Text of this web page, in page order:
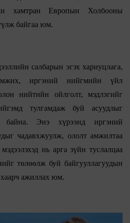
хамтран Европын Холбооны
байгаа юм.
салбарын эгэх хариуцлага,
иргэний нийгмийн үйл
нийтийн ойлголт, мэдлэгийг
тулгамдаж буй асуудлыг
байна. Энэ хүрээнд иргэний
чадавхжуулж, ололт амжилтаа
нь арга зүйн туслалцаа
төлөөлж буй байгууллагуудын
ажиллах юм.